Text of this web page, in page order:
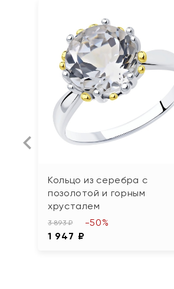
Кольцо из серебра с
позолотой и горным
хрусталем
3 893 ₽
1 947 ₽
-50%